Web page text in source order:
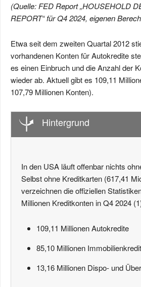
(Quelle: FED Report „HOUSEHOLD
REPORT“ für Q4 2024, eigenen
Etwa seit dem zweiten Quartal 2012
vorhandenen Konten für Autokredite
es einen Einbruch und die Anzahl der
wieder ab. Aktuell gibt es 109,11
107,79 Millionen Konten).
Hintergrund
In den USA läuft offenbar nichts
Selbst ohne Kreditkarten (617,41
verzeichnen die offiziellen
Millionen Kreditkonten in Q4 2024
109,11 Millionen Autokredite
85,10 Millionen
13,16 Millionen Dispo- und